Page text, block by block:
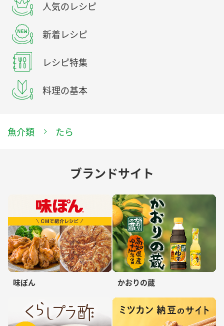
人気のレシピ
新着レシピ
レシピ特集
料理の基本
魚介類 たら
ブランドサイト
味ぽん かおりの蔵